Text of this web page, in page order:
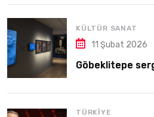
KÜLTÜR SANAT
11 Şubat 2026
Göbeklitepe
TÜRKIYE